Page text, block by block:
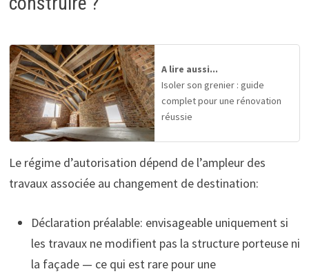
A lire aussi...
Isoler son grenier : guide
complet pour une rénovation
réussie
Le régime d’autorisation dépend de l’ampleur des
travaux associée au changement de destination:
Déclaration préalable: envisageable uniquement si
les travaux ne modifient pas la structure porteuse ni
la façade — ce qui est rare pour une